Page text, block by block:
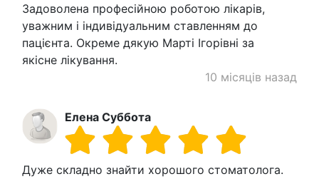
Задоволена професійною роботою лікарів,
уважним і індивідуальним ставленням до
пацієнта. Окреме дякую Марті Ігорівні за
якісне лікування.
10 місяців назад
Елена Суббота
Дуже складно знайти хорошого стоматолога.